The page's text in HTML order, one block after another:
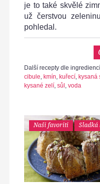
je to také skvělé
už čerstvou
pohledal.
Další recepty dle
cibule kmín kuřecí kysaná
kysané zelí sůl voda
Naši favoriti Sladká